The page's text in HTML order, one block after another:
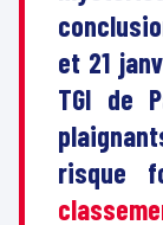
et 21
TGI de
risque